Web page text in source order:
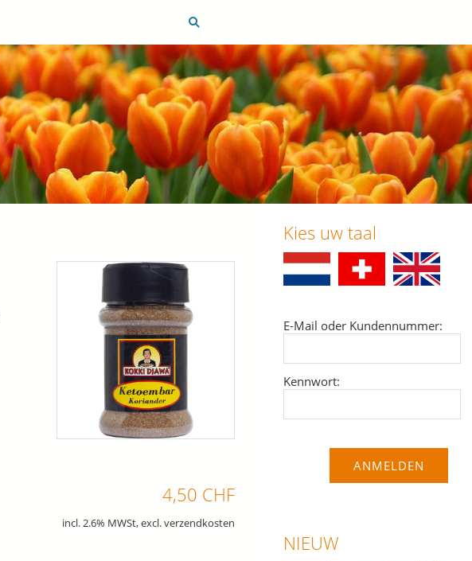
4,50 CHF
incl. 2.6% MWSt, excl. verzendkosten
Kies uw taal
E-Mail oder Kundennummer:
Kennwort:
NIEUW